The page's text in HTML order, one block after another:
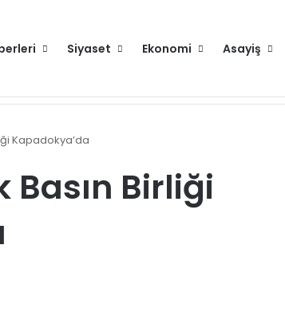
Siyaset Ekonomi Asayiş
Kapadokya’da
Birliği